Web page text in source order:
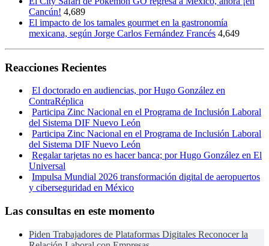
Cancún! 4,689
El impacto de los tamales gourmet en la gastronomía
mexicana, según Jorge Carlos Fernández Francés 4,649
Reacciones Recientes
El doctorado en audiencias, por Hugo González en
ContraRéplica
Participa Zinc Nacional en el Programa de Inclusión Laboral
del Sistema DIF Nuevo León
Participa Zinc Nacional en el Programa de Inclusión Laboral
del Sistema DIF Nuevo León
Regalar tarjetas no es hacer banca; por Hugo González en El
Universal
Impulsa Mundial 2026 transformación digital de aeropuertos
y ciberseguridad en México
Las consultas en este momento
Piden Trabajadores de Plataformas Digitales Reconocer la